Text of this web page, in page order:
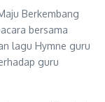
Berkembang
bersama
lagu Hymne guru
guru